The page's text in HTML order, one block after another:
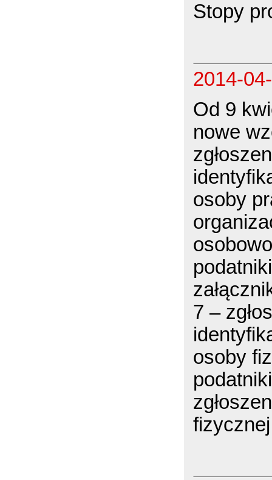
Stopy
2014-
Od 9
nowe
osoby
7 –
osoby